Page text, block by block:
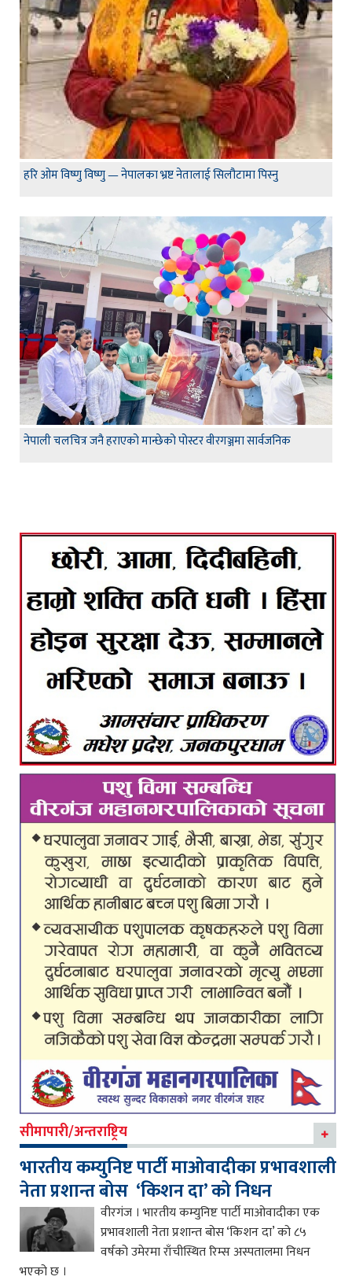
हरि ओम विष्णु विष्णु — नेपालका भ्रष्ट नेतालाई सिलौटामा पिस्नु
नेपाली चलचित्र जनै हराएको मान्छेको पोस्टर वीरगञ्जमा सार्वजनिक
सीमापारी/अन्तराष्ट्रिय
भारतीय कम्युनिष्ट पार्टी माओवादीका प्रभावशाली
नेता प्रशान्त बोस ‘किशन दा’ को निधन
वीरगंज । भारतीय कम्युनिष्ट पार्टी माओवादीका एक
प्रभावशाली नेता प्रशान्त बोस ‘किशन दा’ को ८५
वर्षको उमेरमा राँचीस्थित रिम्स अस्पतालमा निधन
भएको छ ।